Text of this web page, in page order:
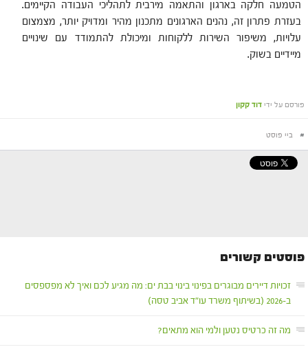
הטמעה חלקה בארגון והתאמה מירבית לתהליכי העבודה הקיימים.
בעזרת פתרון זה, נהנים הארגונים מתכנון מהיר ומדויק יותר, מצמצום
עלויות, משיפור השירות ללקוחות ומיכולת להתמודד עם שינויים
מיידיים בשוק.
פורסם על ידי דוד קקון
# ביי פוסט
פוסטים קשורים
זכויות דיירים מבוגרים בפינוי בינוי בבת ים: מה מגיע לכם ואיך לא מפספסים
ב-2026 (בשיתוף משרד עו"ד אביב טסה)
מה זה כרטיס נטען ולמי הוא מתאים?